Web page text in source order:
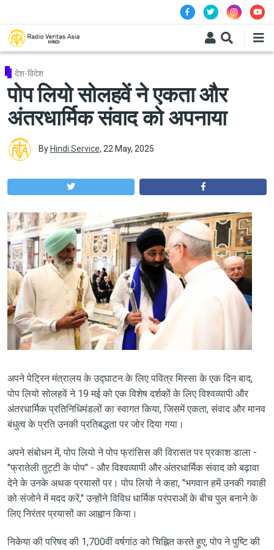
देश-विदेश
पोप लियो सोलहवें ने एकता और
अंतरधार्मिक संवाद को अपनाया
By Hindi Service, 22 May, 2025
अपने पेट्रिन मंत्रालय के उद्घाटन के लिए पवित्र मिस्सा के एक दिन बाद,
पोप लियो सोलहवें ने 19 मई को एक विशेष दर्शकों के लिए विश्वव्यापी और
अंतरधार्मिक प्रतिनिधिमंडलों का स्वागत किया, जिसमें एकता, संवाद और मानव
बंधुत्व के प्रति उनकी प्रतिबद्धता पर जोर दिया गया।
अपने संबोधन में, पोप लियो ने पोप फ्रांसिस की विरासत पर प्रकाश डाला -
"फ्रातेली तुट्टी के पोप" - और विश्वव्यापी और अंतरधार्मिक संवाद को बढ़ावा
देने के उनके अथक प्रयासों पर। पोप लियो ने कहा, "भगवान हमें उनकी गवाही
को संजोने में मदद करें," उन्होंने विविध धार्मिक परंपराओं के बीच पुल बनाने के
लिए निरंतर प्रयासों का आह्वान किया।
निकेया की परिषद की 1,700वीं वर्षगांठ को चिह्नित करते हुए, पोप ने पुष्टि की